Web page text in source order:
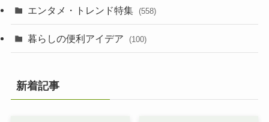
エンタメ・トレンド特集 (558)
暮らしの便利アイデア (100)
新着記事